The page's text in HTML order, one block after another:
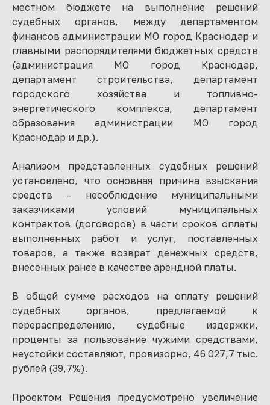
местном бюджете на выполнение решений
судебных органов, между департаментом
финансов администрации МО город Краснодар и
главными распорядителями бюджетных средств
(администрация МО город Краснодар,
департамент строительства, департамент
городского хозяйства и топливно-
энергетического комплекса, департамент
образования администрации МО город
Краснодар и др.).
Анализом представленных судебных решений
установлено, что основная причина взыскания
средств – несоблюдение муниципальными
заказчиками условий муниципальных
контрактов (договоров) в части сроков оплаты
выполненных работ и услуг, поставленных
товаров, а также возврат денежных средств,
внесенных ранее в качестве арендной платы.
В общей сумме расходов на оплату решений
судебных органов, предлагаемой к
перераспределению, судебные издержки,
проценты за пользование чужими средствами,
неустойки составляют, провизорно, 46 027,7 тыс.
рублей (39,7%).
Проектом Решения предусмотрено увеличение